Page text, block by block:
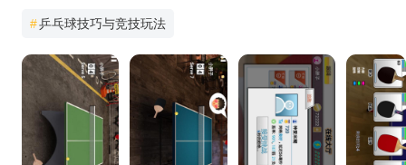
#乒乓球技巧与竞技玩法